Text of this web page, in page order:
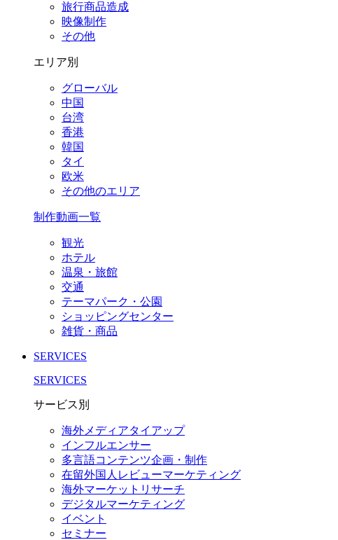
旅行商品造成
映像制作
その他
エリア別
グローバル
中国
台湾
香港
韓国
タイ
欧米
その他のエリア
制作動画一覧
観光
ホテル
温泉・旅館
交通
テーマパーク・公園
ショッピングセンター
雑貨・商品
SERVICES
SERVICES
サービス別
海外メディアタイアップ
インフルエンサー
多言語コンテンツ企画・制作
在留外国⼈レビューマーケティング
海外マーケットリサーチ
デジタルマーケティング
イベント
セミナー